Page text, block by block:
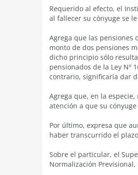
Requerido al efecto, el
al fallecer su cónyuge se
Agrega que las pensiones
monto de dos pensiones
dicho principio sólo
pensionados de la Ley Nº
contrario, significaría dar
Agrega que, en la
atención a que su
Por último, expresa que
haber transcurrido el
Sobre el particular, el
Normalización